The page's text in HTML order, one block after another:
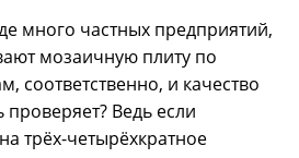
много частных предприятий,
мозаичную плиту по
соответственно, и качество
Ведь если
трёх-четырёхкратное